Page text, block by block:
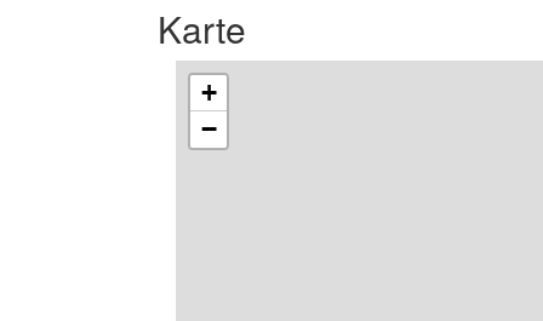
Karte
+
−